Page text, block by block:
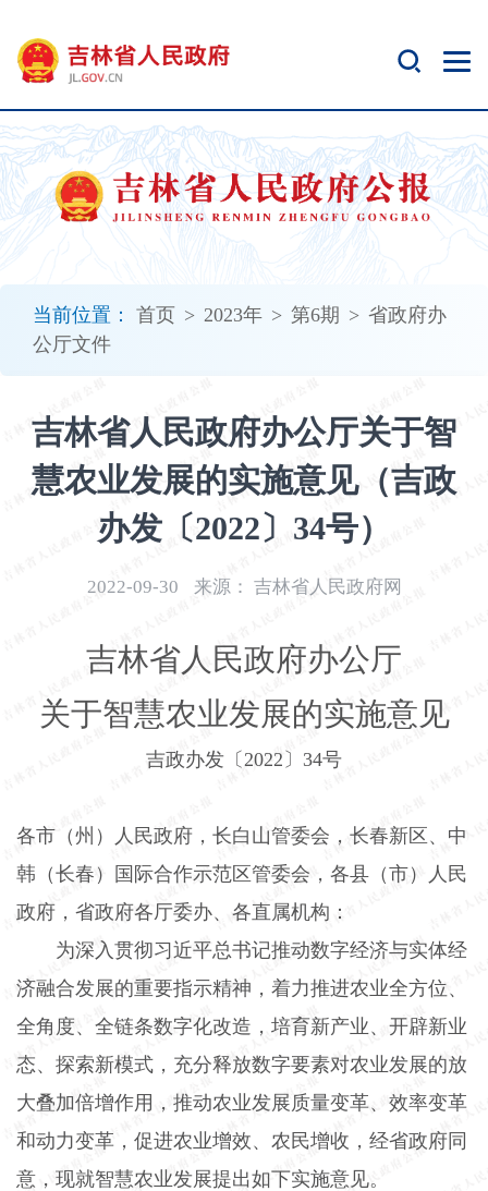
当前位置： 首页 > 2023年 > 第6期 > 省政府办
公厅文件
吉林省人民政府办公厅关于智
慧农业发展的实施意见（吉政
办发〔2022〕34号）
2022-09-30 来源： 吉林省人民政府网
吉林省人民政府办公厅
关于智慧农业发展的实施意见
吉政办发〔2022〕 34号
各市（州）人民政府，长白山管委会，长春新区、中
韩（长春）国际合作示范区管委会，各县（市）人民
政府，省政府各厅委办、各直属机构：
为深入贯彻习近平总书记推动数字经济与实体经
济融合发展的重要指示精神，着力推进农业全方位、
全角度、全链条数字化改造，培育新产业、开辟新业
态、探索新模式，充分释放数字要素对农业发展的放
大叠加倍增作用，推动农业发展质量变革、效率变革
和动力变革，促进农业增效、农民增收，经省政府同
意，现就智慧农业发展提出如下实施意见。
开
无
障
碍
说
明
加